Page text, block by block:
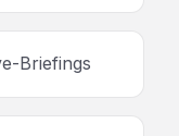
Briefings